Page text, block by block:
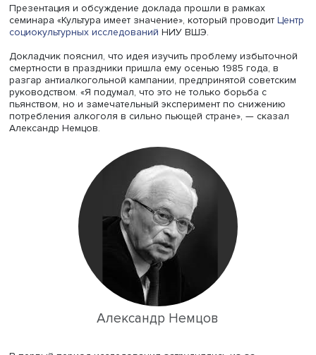
стиля поведения, которое может базироваться на
языческой культуры. Ведущий научный сотрудник
Психологического института РАО Александр Немцов
представил в НИУ ВШЭ доклад «Избыточная
праздники как поведенческая проблема».
Презентация и обсуждение доклада прошли в рамках
семинара «Культура имеет значение», который
социокультурных исследованийНИУ ВШЭ.
Докладчик пояснил, что идея изучить проблему
смертности в праздники пришла ему осенью 1985 года,
разгар антиалкогольной кампании, предпринятой
руководством. «Я подумал, что это не только борьба с
пьянством, но и замечательный эксперимент по
потребления алкоголя в сильно пьющей стране», —
Александр Немцов.